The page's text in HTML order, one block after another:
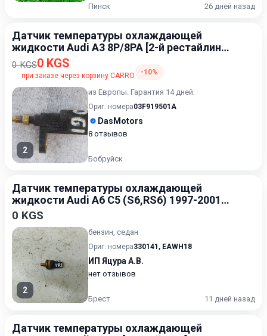
Пинск
26 дней назад
Датчик температуры охлаждающей
жидкости Audi A3 8P/8PA [2-й рестайлинг]
2008-2013
0 KGS0 KGS
при заказе через корзину CARRO -10%
2
из Европы. Гарантия 14 дней.
Ориг. номера03F919501A
DasMotors
8 отзывов
Бобруйск
Датчик температуры охлаждающей
жидкости Audi A6 C5 (S6,RS6) 1997-2001
1.8
0 KGS
2
бензин, седан
Ориг. номера330141 , EAWH18
ИП Яцура А.В.
нет отзывов
Брест 11 дней назад
Датчик температуры охлаждающей